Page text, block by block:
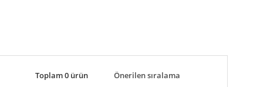
Toplam 0 ürün